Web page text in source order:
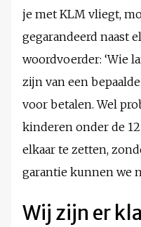
je met KLM vliegt,
gegarandeerd naast
woordvoerder: ‘Wie
zijn van een
voor betalen. Wel
kinderen onder de
elkaar te zetten,
garantie kunnen we
Wij zijn er